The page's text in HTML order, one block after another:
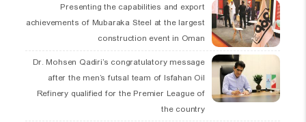
Presenting the capabilities and export
achievements of Mubaraka Steel at the largest
construction event in Oman
Dr. Mohsen Qadiri’s congratulatory message
after the men’s futsal team of Isfahan Oil
Refinery qualified for the Premier League of
the country